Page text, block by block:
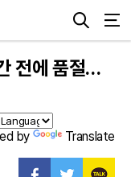
전에 품절…
by Translate